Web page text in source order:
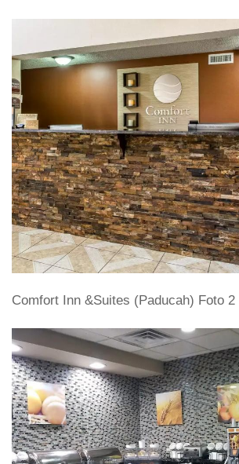
Comfort Inn &Suites (Paducah) Foto 2